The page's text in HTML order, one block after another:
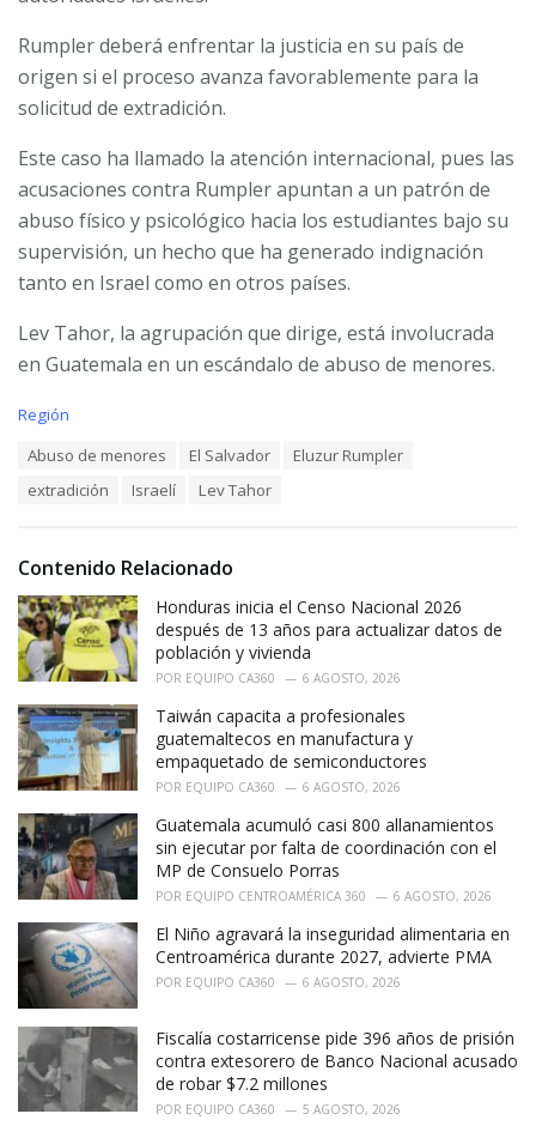
Rumpler deberá enfrentar la justicia en su país de
origen si el proceso avanza favorablemente para la
solicitud de extradición.
Este caso ha llamado la atención internacional, pues las
acusaciones contra Rumpler apuntan a un patrón de
abuso físico y psicológico hacia los estudiantes bajo su
supervisión, un hecho que ha generado indignación
tanto en Israel como en otros países.
Lev Tahor, la agrupación que dirige, está involucrada
en Guatemala en un escándalo de abuso de menores.
C
i
s
:
Región
Abuso de menores El Salvador
Eluzur Rumpler
extradición
Israelí Lev Tahor
Contenido Relacionado
Honduras inicia el Censo Nacional 2026
después de 13 años para actualizar datos de
población y vivienda
POR EQUIPO CA360 6 AGOSTO, 2026
Taiwán capacita a profesionales
guatemaltecos en manufactura y
empaquetado de semiconductores
POR EQUIPO CA360 6 AGOSTO, 2026
Guatemala acumuló casi 800 allanamientos
sin ejecutar por falta de coordinación con el
MP de Consuelo Porras
POR EQUIPO CENTROAMÉRICA 360 6 AGOSTO, 2026
El Niño agravará la inseguridad alimentaria en
Centroamérica durante 2027, advierte PMA
POR EQUIPO CA360 6 AGOSTO, 2026
Fiscalía costarricense pide 396 años de prisión
contra extesorero de Banco Nacional acusado
de robar $7.2 millones
POR EQUIPO CA360 5 AGOSTO, 2026